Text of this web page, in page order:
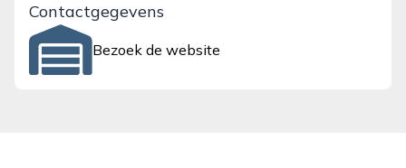
Contactgegevens
Bezoek de website